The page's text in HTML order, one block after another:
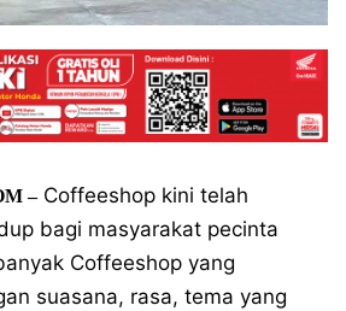
–Coffeeshop kini telah
bagi masyarakat pecinta
Coffeeshop yang
suasana, rasa, tema yang